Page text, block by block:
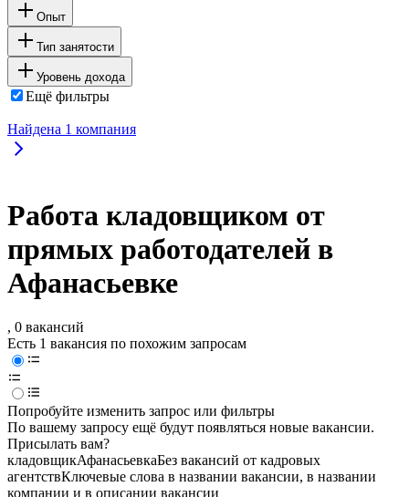
Опыт
Тип занятости
Уровень дохода
Ещё фильтры
Найдена 1 компания
Работа кладовщиком от
прямых работодателей в
Афанасьевке
, 0 вакансий
Есть 1 вакансия по похожим запросам
Попробуйте изменить запрос или фильтры
По вашему запросу ещё будут появляться новые вакансии.
Присылать вам?
кладовщикАфанасьевкаБез вакансий от кадровых
агентствКлючевые слова в названии вакансии, в названии
компании и в описании вакансии